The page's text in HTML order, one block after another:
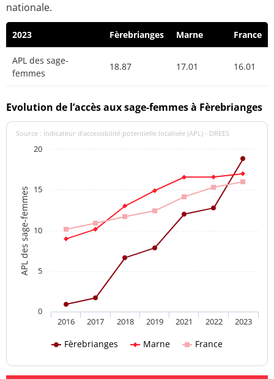
nationale.
2023 Fèrebrianges Marne France
APL des sage-
femmes
18.87 17.01 16.01
Evolution de l’accès aux sage-femmes à Fèrebrianges
APL des sage-femmes
Source : indicateur d’accessibilité potentielle localisée (APL) - DREES
Fèrebrianges Marne France
2016 2017 2018 2019 2021 2022 2023
0
5
10
15
20